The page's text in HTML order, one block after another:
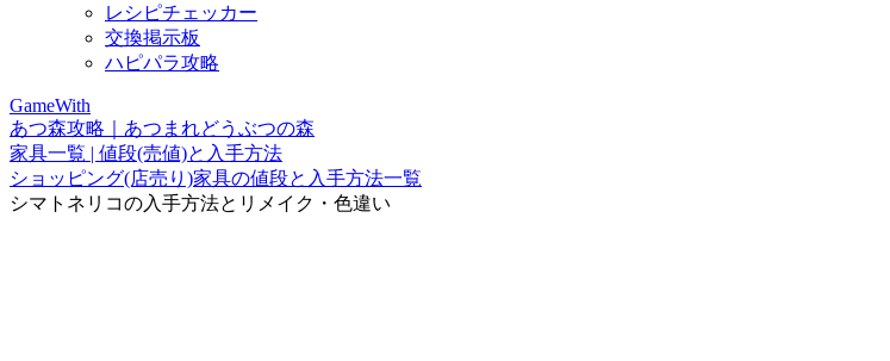
レシピチェッカー
交換掲示板
ハピパラ攻略
GameWith
あつ森攻略｜あつまれどうぶつの森
家具一覧 | 値段(売値)と入手方法
ショッピング(店売り)家具の値段と入手方法一覧
シマトネリコの入手方法とリメイク・色違い